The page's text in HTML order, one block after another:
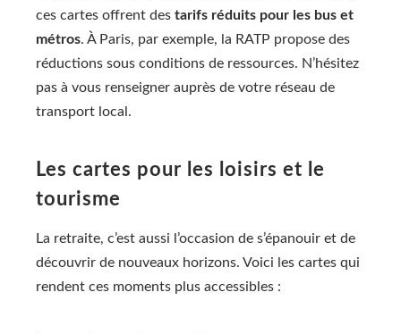
ces cartes offrent des tarifs réduits pour les bus et
métros. À Paris, par exemple, la RATP propose des
réductions sous conditions de ressources. N’hésitez
pas à vous renseigner auprès de votre réseau de
transport local.
Les cartes pour les loisirs et le
tourisme
La retraite, c’est aussi l’occasion de s’épanouir et de
découvrir de nouveaux horizons. Voici les cartes qui
rendent ces moments plus accessibles :